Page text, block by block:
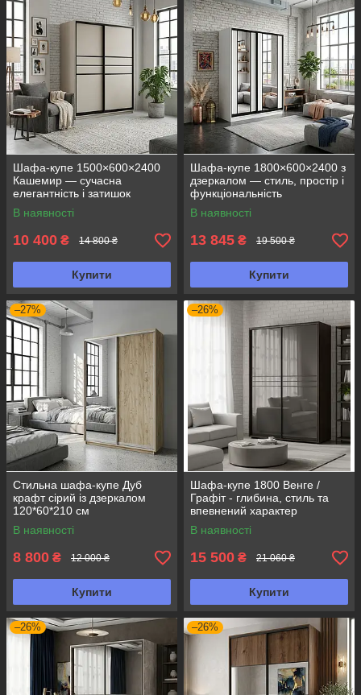
Шафа-купе 1500×600×2400
Кашемир — сучасна
елегантність і затишок
В наявності
10 400 ₴ 14 800 ₴
Купити
Шафа-купе 1800×600×2400 з
дзеркалом — стиль, простір і
функціональність
В наявності
13 845 ₴ 19 500 ₴
Купити
–27%
Стильна шафа-купе Дуб
крафт сірий із дзеркалом
120*60*210 см
В наявності
8 800 ₴ 12 000 ₴
Купити
–26%
Шафа-купе 1800 Венге /
Графіт - глибина, стиль та
впевнений характер
В наявності
15 500 ₴ 21 060 ₴
Купити
–26% –26%